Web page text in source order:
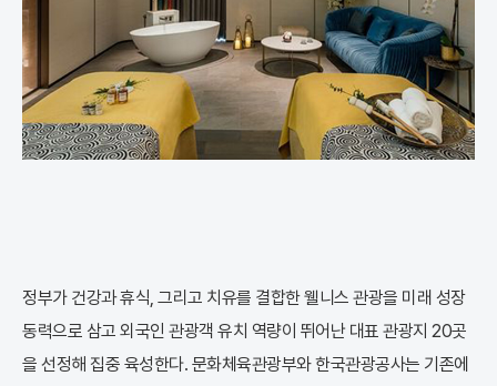
정부가 건강과 휴식, 그리고 치유를 결합한 웰니스 관광을 미래 성장
동력으로 삼고 외국인 관광객 유치 역량이 뛰어난 대표 관광지 20곳
을 선정해 집중 육성한다. 문화체육관광부와 한국관광공사는 기존에